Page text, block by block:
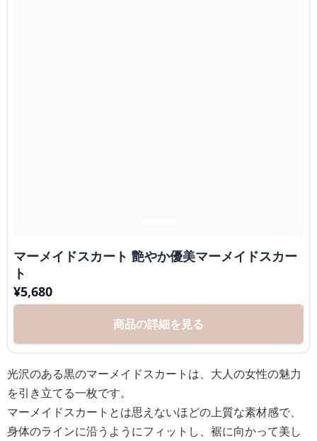
マーメイドスカート 艶やか優美マーメイドスカー
ト
¥5,680
商品の詳細を見る
光沢のある黒のマーメイドスカートは、大人の女性の魅力
を引き立てる一枚です。
マーメイドスカートとは思えないほどの上質な素材感で、
身体のラインに沿うようにフィットし、裾に向かって美し